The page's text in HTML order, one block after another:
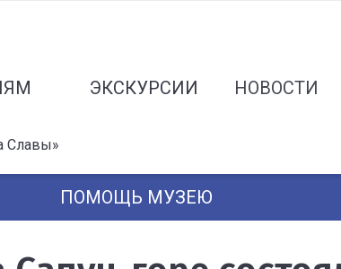
ЭКСКУРСИИ НОВОСТИ
Славы»
ПОМОЩЬ МУЗЕЮ